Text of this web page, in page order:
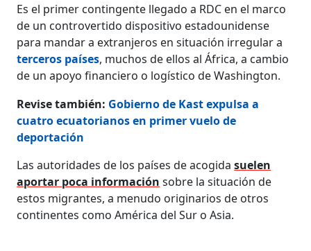
Es el primer contingente llegado a RDC en el marco
de un controvertido dispositivo estadounidense
para mandar a extranjeros en situación irregular a
terceros países, muchos de ellos al África, a cambio
de un apoyo financiero o logístico de Washington.
Revise también: Gobierno de Kast expulsa a
cuatro ecuatorianos en primer vuelo de
deportación
Las autoridades de los países de acogidasuelen
aportar poca información sobre la situación de
estos migrantes, a menudo originarios de otros
continentes como América del Sur o Asia.